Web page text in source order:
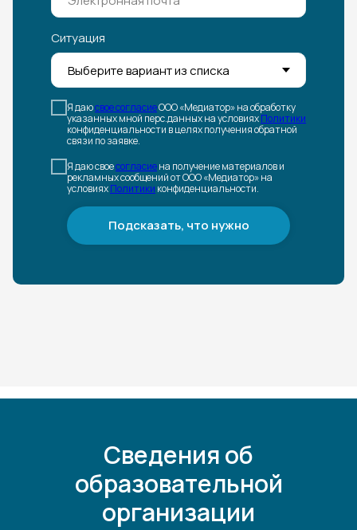
Ситуация
Я даюсвое согласиеООО «Медиатор» на обработку
указанных мной перс.данных на условияхПолитики
конфиденциальности в целях получения обратной
связи по заявке.
Я даю своесогласиена получение материалов и
рекламных сообщений от ООО «Медиатор» на
условияхПолитики конфиденциальности.
Подсказать, что нужно
Сведения об
образовательной
организации